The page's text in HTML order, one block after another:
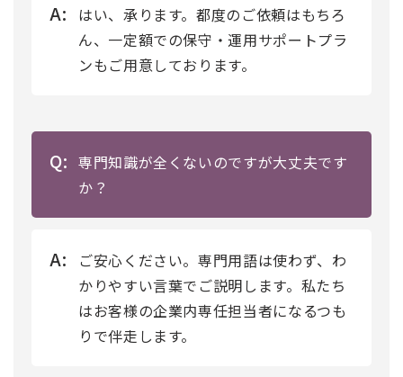
A:
はい、承ります。都度のご依頼はもちろ
ん、一定額での保守・運用サポートプラ
ンもご用意しております。
Q: 専門知識が全くないのですが大丈夫です
か？
A:
ご安心ください。専門用語は使わず、わ
かりやすい言葉でご説明します。私たち
はお客様の企業内専任担当者になるつも
りで伴走します。